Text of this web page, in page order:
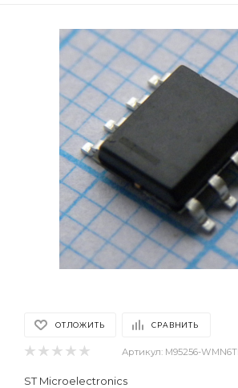
ОТЛОЖИТЬ СРАВНИТЬ
Артикул: M95256-
ST Microelectronics